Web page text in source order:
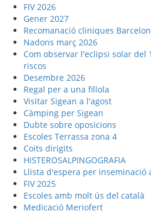
FIV 2026
Gener 2027
Recomanació cliniques
Nadons març 2026
Com observar l'eclipsi solar del
riscos
Desembre 2026
Regal per a una fillola
Visitar Sigean a l'agost
Càmping per Sigean
Dubte sobre oposicions
Escoles Terrassa zona 4
Coits dirigits
HISTEROSALPINGOGRAFIA
Llista d'espera per inseminació
FIV 2025
Escoles amb molt ús del català
Medicació Meriofert